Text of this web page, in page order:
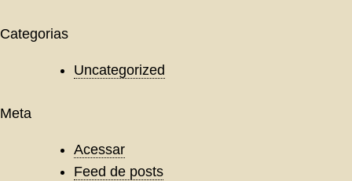
Categorias
Uncategorized
Meta
Acessar
Feed de posts